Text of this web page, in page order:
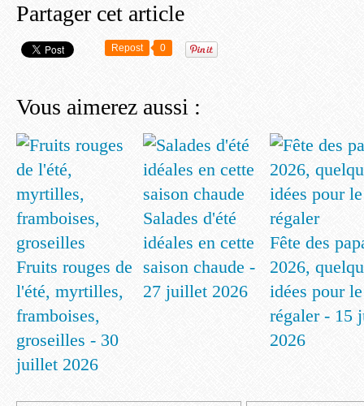
Partager cet article
Repost 0
Vous aimerez aussi :
Fruits rouges de
l'été, myrtilles,
framboises,
groseilles - 30
juillet 2026
Salades d'été
idéales en cette
saison chaude -
27 juillet 2026
Fête des
2026,
idées pour le
régaler - 15
2026